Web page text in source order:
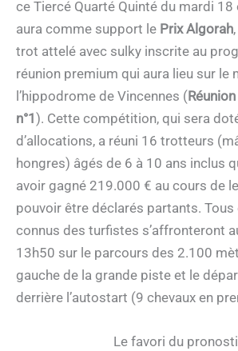
ce Tiercé Quarté Quinté du mardi
aura comme support le Prix Algorah
trot attelé avec sulky inscrite au
réunion premium qui aura lieu sur le
l’hippodrome de Vincennes (
n°1). Cette compétition, qui sera
d’allocations, a réuni 16 trotteurs
hongres) âgés de 6 à 10 ans inclus
avoir gagné 219.000 € au cours de
pouvoir être déclarés partants. Tous
connus des turfistes s’affronteront
13h50 sur le parcours des 2.100
gauche de la grande piste et le
derrière l’autostart (9 chevaux en
Le favori du